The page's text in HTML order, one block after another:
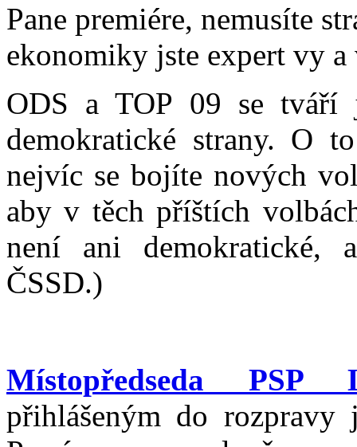
Pane premiére, nemusíte
ekonomiky jste expert vy a
ODS a TOP 09 se tváří
demokratické strany. O
nejvíc se bojíte nových
aby v těch příštích
není ani demokratické,
ČSSD.)
Místopředseda PSP
přihlášeným do rozpravy